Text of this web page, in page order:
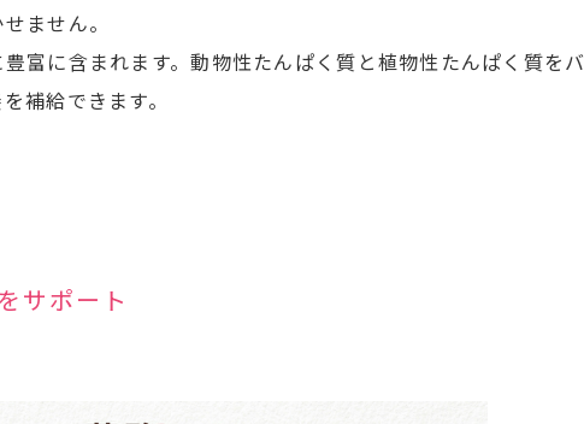
ません。
富に含まれます。動物性たんぱく質と植物性たんぱく質をバ
補給できます。
サポート